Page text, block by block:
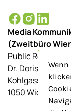
Media
(Zweitbüro
Public
Dr. Doris
Kohlgasse 9/Top
1050 Wien